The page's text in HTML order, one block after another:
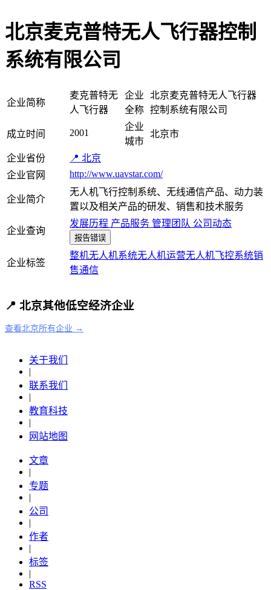
北京麦克普特无人飞行器控制
系统有限公司
企业简称
麦克普特无
人飞行器
企业
全称
北京麦克普特无人飞行器
控制系统有限公司
成立时间 2001
企业
城市
北京市
企业省份
📍 北京
企业官网
http://www.uavstar.com/
企业简介
无人机飞行控制系统、无线通信产品、动力装
置以及相关产品的研发、销售和技术服务
企业查询
发展历程 产品服务 管理团队 公司动态
报告错误
企业标签
整机无人机系统无人机运营无人机飞控系统销
售通信
📍 北京其他低空经济企业
查看北京所有企业 →
关于我们
|
联系我们
|
教育科技
|
网站地图
文章
|
专题
|
公司
|
作者
|
标签
|
RSS